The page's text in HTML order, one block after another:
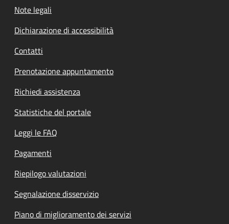
Note legali
Dichiarazione di accessibilità
Contatti
Prenotazione appuntamento
Richiedi assistenza
Statistiche del portale
Leggi le FAQ
Pagamenti
Riepilogo valutazioni
Segnalazione disservizio
Piano di miglioramento dei servizi